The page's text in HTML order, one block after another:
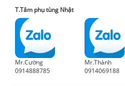
T.Tâm phụ tùng Nhật
Mr.Cường
0914888785
Mr.Thành
0914069188